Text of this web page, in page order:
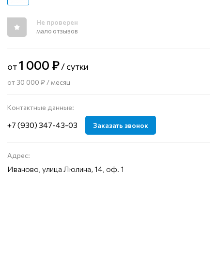
Не проверен
мало отзывов
от1 000 ₽/ сутки
от 30 000 ₽ / месяц
Контактные данные:
+7 (930) 347-43-03 Заказать звонок
Адрес:
Иваново, улица Люлина, 14, оф. 1